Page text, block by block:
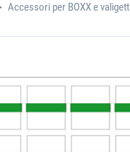
Accessori per BOXX e